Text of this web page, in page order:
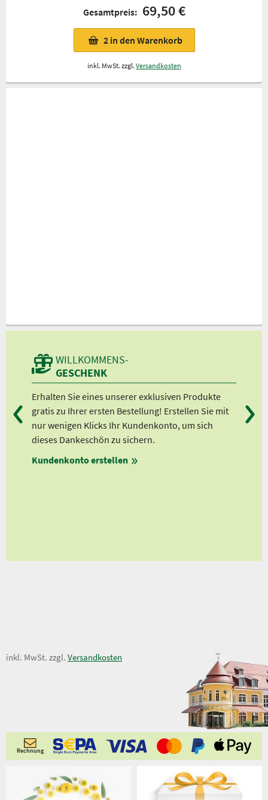
Gesamtpreis: 69,50 €
2 in den Warenkorb
inkl. MwSt. zzgl. Versandkosten
WILLKOMMENS-
GESCHENK
Erhalten Sie eines unserer exklusiven Produkte
gratis zu Ihrer ersten Bestellung! Erstellen Sie mit
nur wenigen Klicks Ihr Kundenkonto, um sich
dieses Dankeschön zu sichern.
Kundenkonto erstellen
Ab
48,00 €
inkl. MwSt. zzgl. Versandkosten
Rechnung